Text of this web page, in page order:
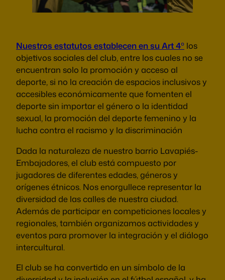
Nuestros estatutos establecen en su Art 4º los
objetivos sociales del club, entre los cuales no se
encuentran solo la promoción y acceso al
deporte, si no la creación de espacios inclusivos y
accesibles económicamente que fomenten el
deporte sin importar el género o la identidad
sexual, la promoción del deporte femenino y la
lucha contra el racismo y la discriminación
Dada la naturaleza de nuestro barrio Lavapiés-
Embajadores, el club está compuesto por
jugadores de diferentes edades, géneros y
orígenes étnicos. Nos enorgullece representar la
diversidad de las calles de nuestra ciudad.
Además de participar en competiciones locales y
regionales, también organizamos actividades y
eventos para promover la integración y el diálogo
intercultural.
El club se ha convertido en un símbolo de la